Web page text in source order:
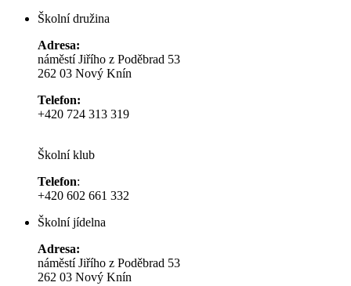
Školní družina
Adresa:
náměstí Jiřího z Poděbrad 53
262 03 Nový Knín
Telefon:
+420 724 313 319
Školní klub
Telefon:
+420 602 661 332
Školní jídelna
Adresa:
náměstí Jiřího z Poděbrad 53
262 03 Nový Knín